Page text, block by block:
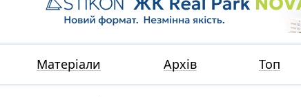
Матеріали Архів Топ